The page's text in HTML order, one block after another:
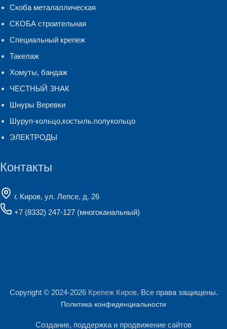
Скоба металаллическая
СКОБА строительная
Специальный крепеж
Такелаж
Хомуты, бандаж
ЧЕСТНЫЙ ЗНАК
Шнуры Веревки
Шуруп-кольцо,костыль.полукольцо
ЭЛЕКТРОДЫ
Контакты
г. Киров, ул. Лепсе, д. 26
+7 (8332) 247-127 (многоканальный)
Copyright © 2024-2026 Крепеж Киров. Все права защищены.
Политика конфиденциальности
Создание, поддержка и продвижение сайтов